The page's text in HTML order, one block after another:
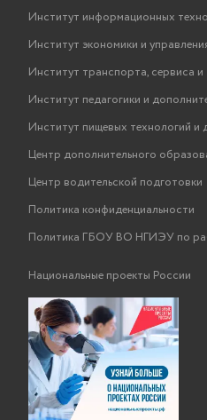
Институт информационных
Институт экономики и
Институт транспорта, сервиса и
Институт педагогики и
Институт пищевых технологий и
Центр дополнительного
Центр водительской подготовки
Политика конфиденциальности
Политика ГБОУ ВО НГИЭУ по
Национальные проекты России